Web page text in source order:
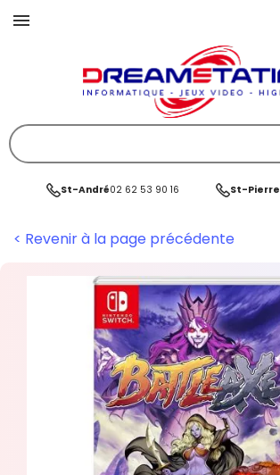
St-André02 62 53 90 16 St-Pierre
< Revenir à la page précédente